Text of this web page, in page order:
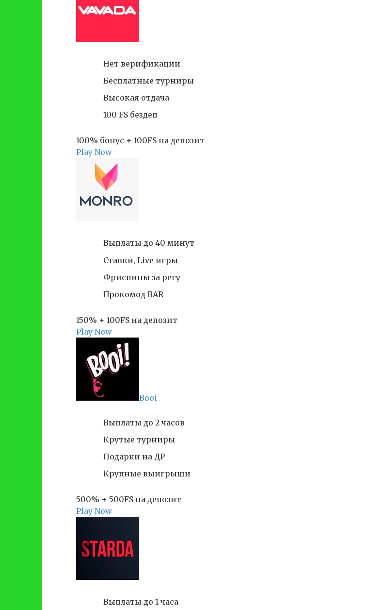
Нет верификации
Бесплатные турниры
Высокая отдача
100 FS бездеп
100% бонус + 100FS на депозит
Play Now
Выплаты до 40 минут
Ставки, Live игры
Фриспины за регу
Прокомод BAR
150% + 100FS на депозит
Play Now
Booi
Выплаты до 2 часов
Крутые турниры
Подарки на ДР
Крупные выигрыши
500% + 500FS на депозит
Play Now
Выплаты до 1 часа